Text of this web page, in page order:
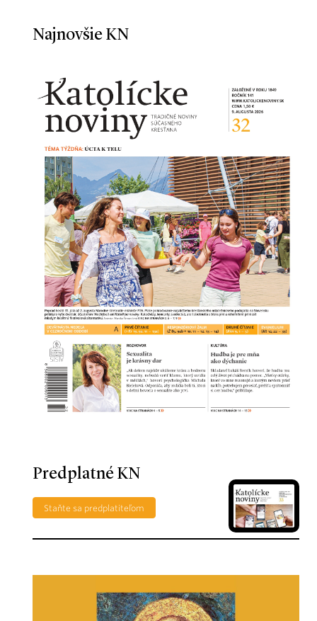
Najnovšie KN
Predplatné KN
Staňte sa predplatiteľom